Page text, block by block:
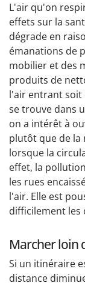
L'air qu'on
effets sur la
dégrade en
émanations de
mobilier et des
produits de
l'air entrant soit
se trouve dans
on a intérêt à
plutôt que de la
lorsque la
effet, la
les rues
l'air. Elle est
difficilement les
Marcher loin
Si un itinéraire
distance